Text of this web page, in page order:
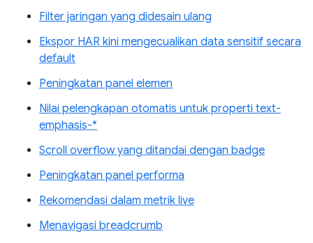
Filter jaringan yang didesain ulang
Ekspor HAR kini mengecualikan data sensitif secara
default
Peningkatan panel elemen
Nilai pelengkapan otomatis untuk properti text-
emphasis-*
Scroll overflow yang ditandai dengan badge
Peningkatan panel performa
Rekomendasi dalam metrik live
Menavigasi breadcrumb